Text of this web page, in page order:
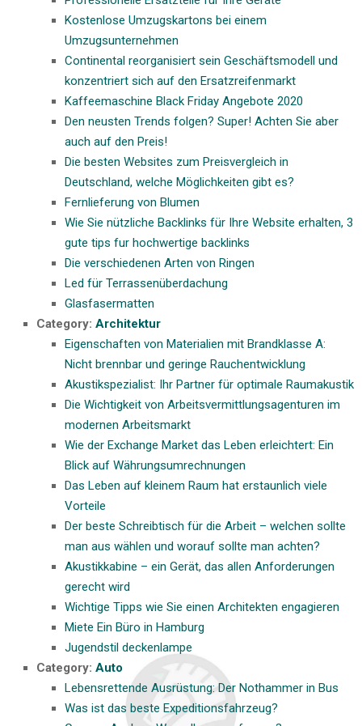
Kostenlose Umzugskartons bei einem
Umzugsunternehmen
Continental reorganisiert sein Geschäftsmodell und
konzentriert sich auf den Ersatzreifenmarkt
Kaffeemaschine Black Friday Angebote 2020
Den neusten Trends folgen? Super! Achten Sie aber
auch auf den Preis!
Die besten Websites zum Preisvergleich in
Deutschland, welche Möglichkeiten gibt es?
Fernlieferung von Blumen
Wie Sie nützliche Backlinks für Ihre Website erhalten, 3
gute tips fur hochwertige backlinks
Die verschiedenen Arten von Ringen
Led für Terrassenüberdachung
Glasfasermatten
Category: Architektur
Eigenschaften von Materialien mit Brandklasse A:
Nicht brennbar und geringe Rauchentwicklung
Akustikspezialist: Ihr Partner für optimale Raumakustik
Die Wichtigkeit von Arbeitsvermittlungsagenturen im
modernen Arbeitsmarkt
Wie der Exchange Market das Leben erleichtert: Ein
Blick auf Währungsumrechnungen
Das Leben auf kleinem Raum hat erstaunlich viele
Vorteile
Der beste Schreibtisch für die Arbeit – welchen sollte
man aus wählen und worauf sollte man achten?
Akustikkabine – ein Gerät, das allen Anforderungen
gerecht wird
Wichtige Tipps wie Sie einen Architekten engagieren
Miete Ein Büro in Hamburg
Jugendstil deckenlampe
Category: Auto
Lebensrettende Ausrüstung: Der Nothammer in Bus
Was ist das beste Expeditionsfahrzeug?